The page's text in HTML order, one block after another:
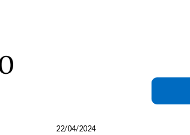
22/04/2024